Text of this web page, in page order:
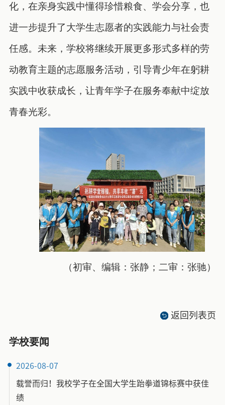
化，在亲身实践中懂得珍惜粮食、学会分享，也
进一步提升了大学生志愿者的实践能力与社会责
任感。未来，学校将继续开展更多形式多样的劳
动教育主题的志愿服务活动，引导青少年在躬耕
实践中收获成长，让青年学子在服务奉献中绽放
青春光彩。
（初审、编辑：张静；二审：张驰）
返回列表页
学校要闻
2026-08-07
载誉而归！我校学子在全国大学生跆拳道锦标赛中获佳
绩